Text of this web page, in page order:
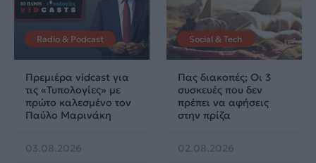
Radio & Podcast
Πρεμιέρα vidcast για
τις «Τυπολογίες» με
πρώτο καλεσμένο τον
Παύλο Μαρινάκη
03.08.2026
Social & Tech
Πας διακοπές; Οι 3
συσκευές που δεν
πρέπει να αφήσεις
στην πρίζα
02.08.2026